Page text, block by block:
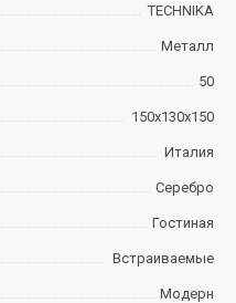
TECHNIKA
Металл
50
150х130х150
Италия
Серебро
Гостиная
Встраиваемые
Модерн